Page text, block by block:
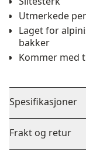
Utmerkede
Laget for
bakker
Kommer med
Spesifikasjoner
Frakt og retur